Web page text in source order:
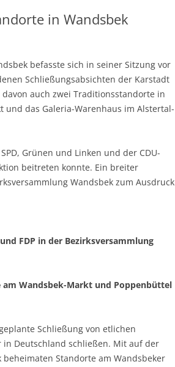
in Wandsbek
befasste sich in seiner Sitzung vor
Schließungsabsichten der Karstadt
auch zwei Traditionsstandorte in
und das Galeria-Warenhaus im Alstertal-
Grünen und Linken und der CDU-
beitreten konnte. Ein breiter
Wandsbek zum Ausdruck
FDP in der Bezirksversammlung
Wandsbek-Markt und Poppenbüttel
Schließung von etlichen
in Deutschland schließen. Mit auf der
Standorte am Wandsbeker